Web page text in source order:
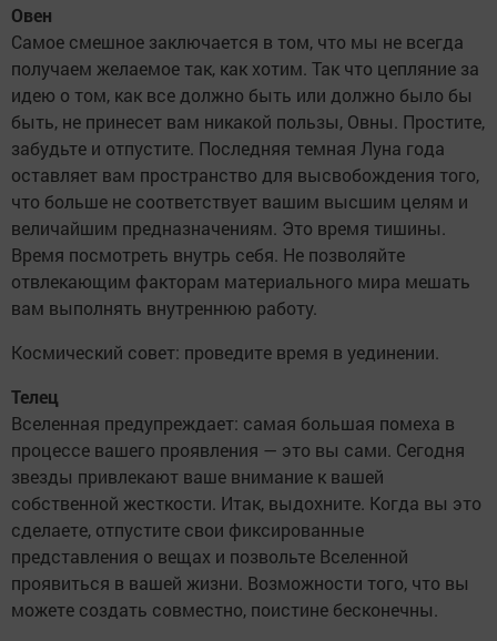
Овен
Самое смешное заключается в том, что мы не всегда
получаем желаемое так, как хотим. Так что цепляние за
идею о том, как все должно быть или должно было бы
быть, не принесет вам никакой пользы, Овны. Простите,
забудьте и отпустите. Последняя темная Луна года
оставляет вам пространство для высвобождения того,
что больше не соответствует вашим высшим целям и
величайшим предназначениям. Это время тишины.
Время посмотреть внутрь себя. Не позволяйте
отвлекающим факторам материального мира мешать
вам выполнять внутреннюю работу.
Космический совет: проведите время в уединении.
Телец
Вселенная предупреждает: самая большая помеха в
процессе вашего проявления — это вы сами. Сегодня
звезды привлекают ваше внимание к вашей
собственной жесткости. Итак, выдохните. Когда вы это
сделаете, отпустите свои фиксированные
представления о вещах и позвольте Вселенной
проявиться в вашей жизни. Возможности того, что вы
можете создать совместно, поистине бесконечны.